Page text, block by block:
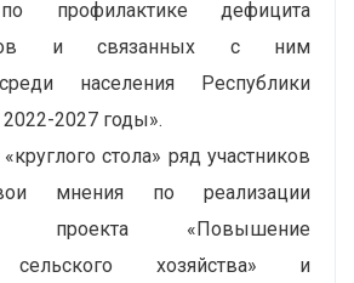
профилактике дефицита
и связанных с ним
населения Республики
2027 годы».
стола» ряд участников
мнения по реализации
проекта «Повышение
сельского хозяйства» и